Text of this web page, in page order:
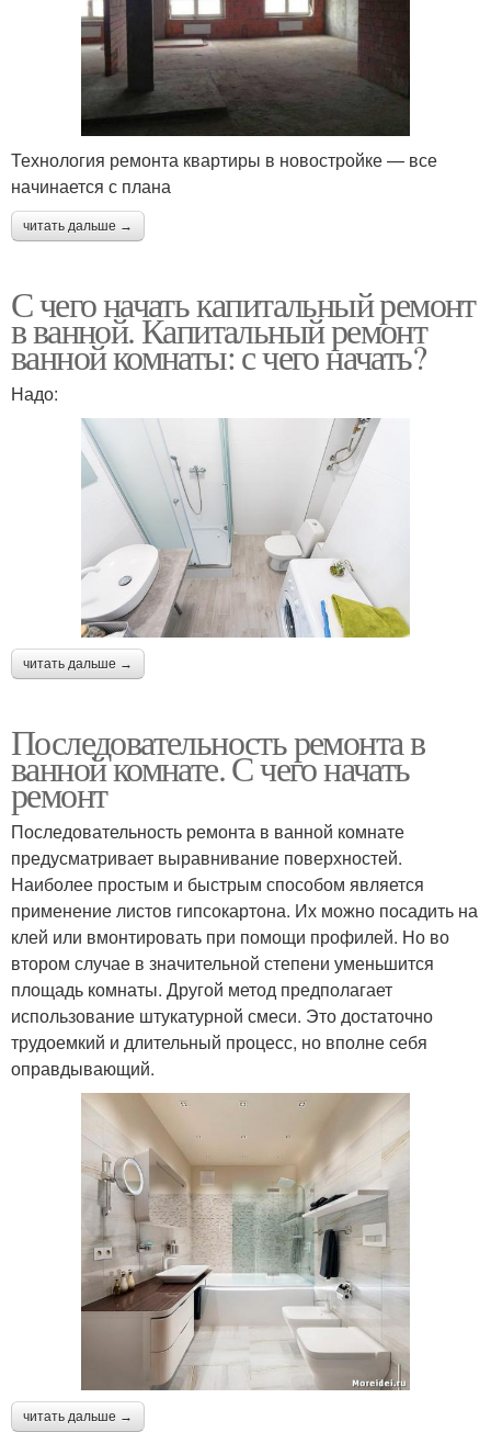
Технология ремонта квартиры в новостройке — все
начинается с плана
читать дальше →
С чего начать капитальный ремонт
в ванной. Капитальный ремонт
ванной комнаты: с чего начать?
Надо:
читать дальше →
Последовательность ремонта в
ванной комнате. С чего начать
ремонт
Последовательность ремонта в ванной комнате
предусматривает выравнивание поверхностей.
Наиболее простым и быстрым способом является
применение листов гипсокартона. Их можно посадить на
клей или вмонтировать при помощи профилей. Но во
втором случае в значительной степени уменьшится
площадь комнаты. Другой метод предполагает
использование штукатурной смеси. Это достаточно
трудоемкий и длительный процесс, но вполне себя
оправдывающий.
читать дальше →